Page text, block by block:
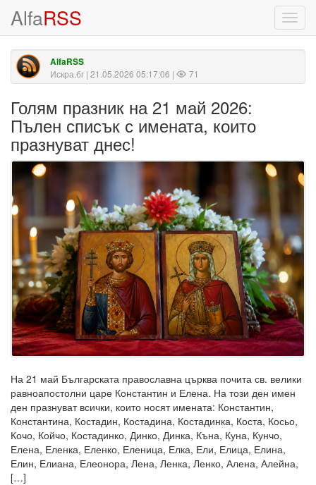
AlfaRSS
AlfaRSS
Искра.бг | 21.05.2026 05:17:06 | 71
Голям празник на 21 май 2026:
Пълен списък с имената, които
празнуват днес!
На 21 май Българската православна църква почита св. велики
равноапостолни царе Константин и Елена. На този ден имен
ден празнуват всички, които носят имената: Константин,
Константина, Костадин, Костадина, Костадинка, Коста, Косьо,
Кочо, Койчо, Костадинко, Динко, Динка, Къна, Куна, Кунчо,
Елена, Еленка, Еленко, Еленица, Елка, Ели, Елица, Елина,
Елин, Елиана, Елеонора, Лена, Ленка, Ленко, Алена, Алейна,
[…]